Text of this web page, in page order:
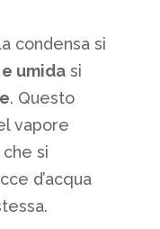
condensa si
umidasi
. Questo
vapore
si
d’acqua